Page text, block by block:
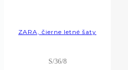
ZARA, čierne letné šaty
S/36/8